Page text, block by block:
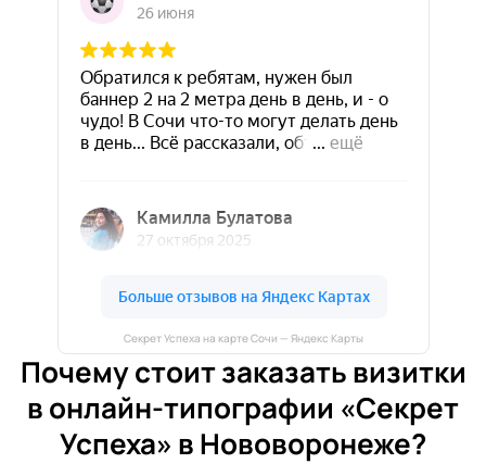
Секрет Успеха на карте Сочи — Яндекс Карты
Почему стоит заказать визитки
в онлайн-типографии «Секрет
Успеха» в Нововоронеже?